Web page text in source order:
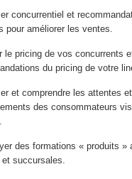
concurrentiel et
pour améliorer les ventes.
le pricing de vos concurrents
du pricing de votre
et comprendre les attentes et
des consommateurs
des formations « produits »
et succursales.